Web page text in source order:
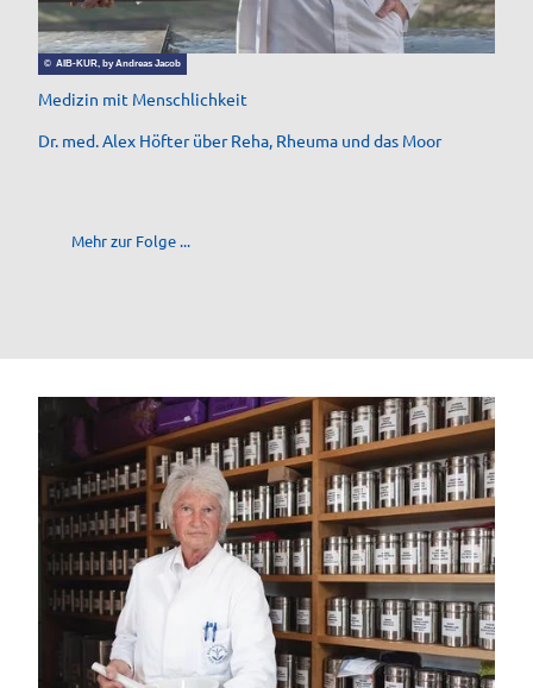
© AIB-KUR, by Andreas Jacob
Medizin mit Menschlichkeit
Dr. med. Alex Höfter über Reha, Rheuma und das Moor
Mehr zur Folge ...